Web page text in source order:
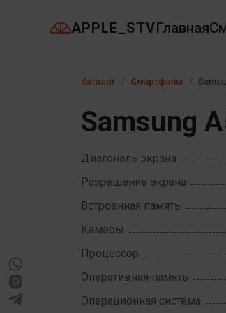
APPLE_STVГлавная
Каталог Смартфоны
Samsung
Диагональ экрана
Разрешение экрана
Встроенная память
Камеры
Процессор
Оперативная память
Операционная система